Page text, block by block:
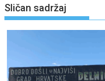
Sličan sadržaj